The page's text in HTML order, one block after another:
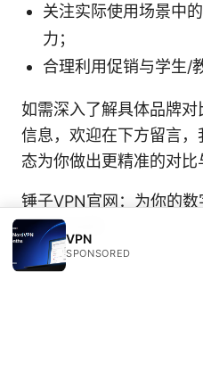
关注实际使用场景中
力；
合理利用促销与学生/
如需深入了解具体品牌
信息，欢迎在下方留言
态为你做出更精准的对比
锤子VPN官网：为你的
年最新指南）
VPN
SPONSORED